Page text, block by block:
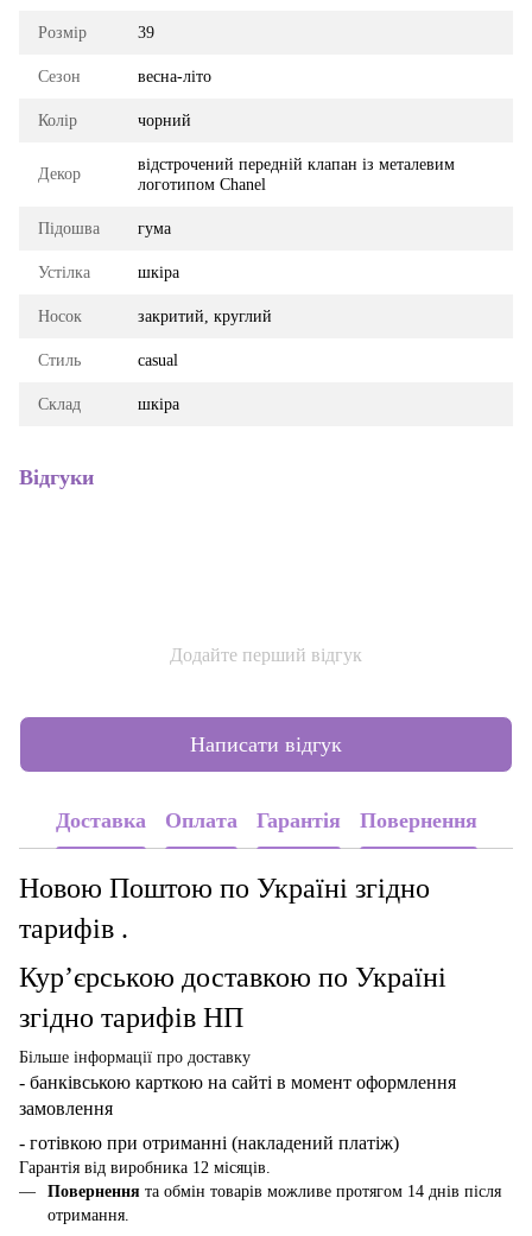
Розмір 39
Сезон весна-літо
Колір чорний
Декор
відстрочений передній клапан із металевим
логотипом Chanel
Підошва гума
Устілка шкіра
Носок закритий, круглий
Стиль casual
Склад шкіра
Відгуки
Додайте перший відгук
Написати відгук
Доставка Оплата Гарантія Повернення
Новою Поштою по Україні згідно
тарифів .
Кур’єрською доставкою по Україні
згідно тарифів НП
Більше інформації про доставку
- банківською карткою на сайті в момент оформлення
замовлення
- готівкою при отриманні (накладений платіж)
Гарантія від виробника 12 місяців.
Повернення та обмін товарів можливе протягом 14 днів після
отримання.